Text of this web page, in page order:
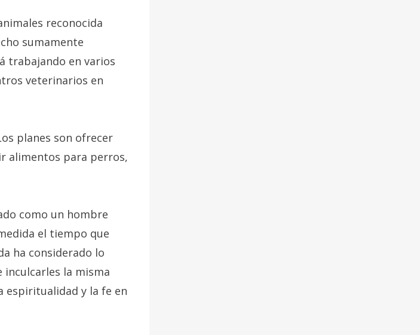
reconocida
sumamente
trabajando en varios
veterinarios en
planes son ofrecer
alimentos para perros,
como un hombre
el tiempo que
ha considerado lo
la misma
espiritualidad y la fe en